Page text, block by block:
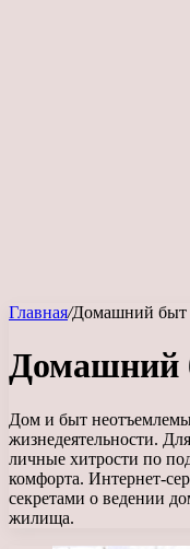
Главная/Домашний быт
Домашний
Дом и быт
жизнедеятельности.
личные хитрости по
комфорта. Интернет-
секретами о ведении
жилища.